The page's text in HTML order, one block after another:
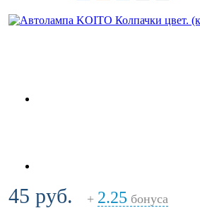
45 руб. + 2.25 бонуса